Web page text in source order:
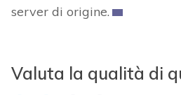
server di origine.
Valuta la qualità di